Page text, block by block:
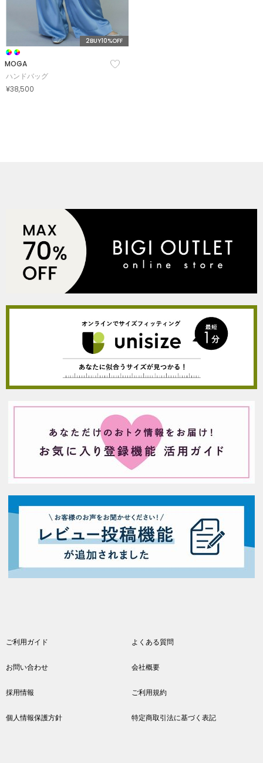
2BUY10%OFF
MOGA
ハンドバッグ
¥38,500
ご利用ガイド よくある質問
お問い合わせ 会社概要
採用情報 ご利用規約
個人情報保護方針 特定商取引法に基づく表記